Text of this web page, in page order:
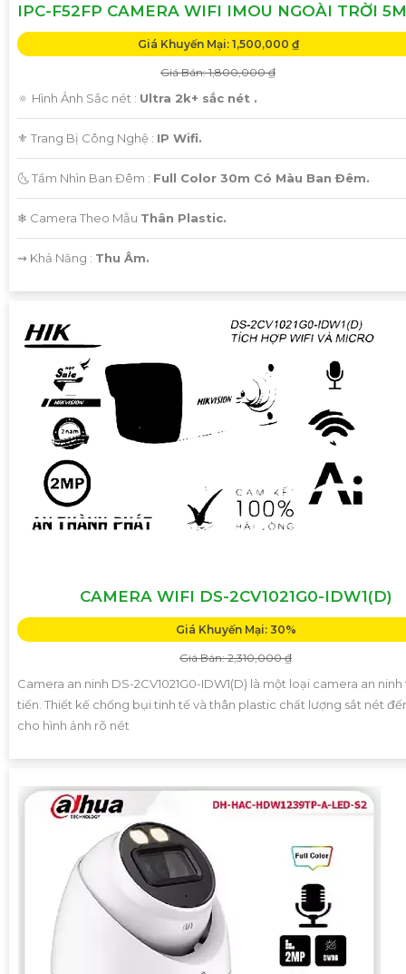
IPC-F52FP CAMERA WIFI IMOU NGOÀI TRỜI
Giá Khuyến Mại: 1,500,000 ₫
Giá Bán: 1,800,000 ₫
🔅 Hình Ảnh Sắc nét : Ultra 2k+ sắc nét .
⚜️ Trang Bị Công Nghệ : IP Wifi.
🌜 Tầm Nhìn Ban Đêm : Full Color 30m Có Màu Ban Ðêm.
❄ Camera Theo Mẫu Thân Plastic.
️⇝ Khả Năng : Thu Âm.
CAMERA WIFI DS-2CV1021G0-IDW1(D)
Giá Khuyến Mại: 30%
Giá Bán: 2,310,000 ₫
Camera an ninh DS-2CV1021G0-IDW1(D) là một loại camera an
tiến. Thiết kế chống bụi tinh tế và thân plastic chất lượng sắt nét
cho hình ảnh rõ nét